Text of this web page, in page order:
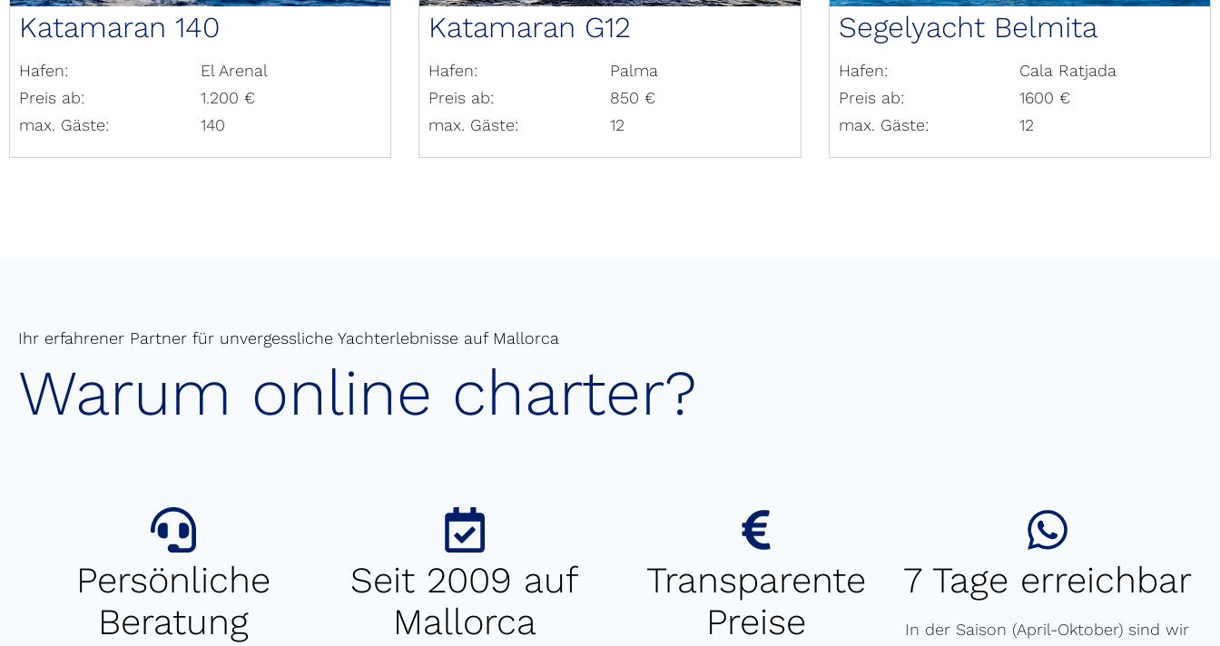
Katamaran 140
Hafen:
El Arenal
Preis ab:
1.200 €
max. Gäste:
140
Katamaran G12
Hafen:
Palma
Preis ab:
850 €
max. Gäste:
12
Segelyacht Belmita
Hafen:
Cala Ratjada
Preis ab:
1600 €
max. Gäste:
12
Ihr erfahrener Partner für unvergessliche Yachterlebnisse auf Mallorca
Warum online charter?
Persönliche
Beratung
Seit 2009 auf
Mallorca
Transparente
Preise
7 Tage erreichbar
In der Saison (April-Oktober) sind wir